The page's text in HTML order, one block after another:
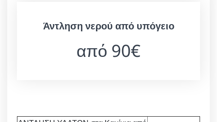
Άντληση νερού από υπόγειο
από 90€